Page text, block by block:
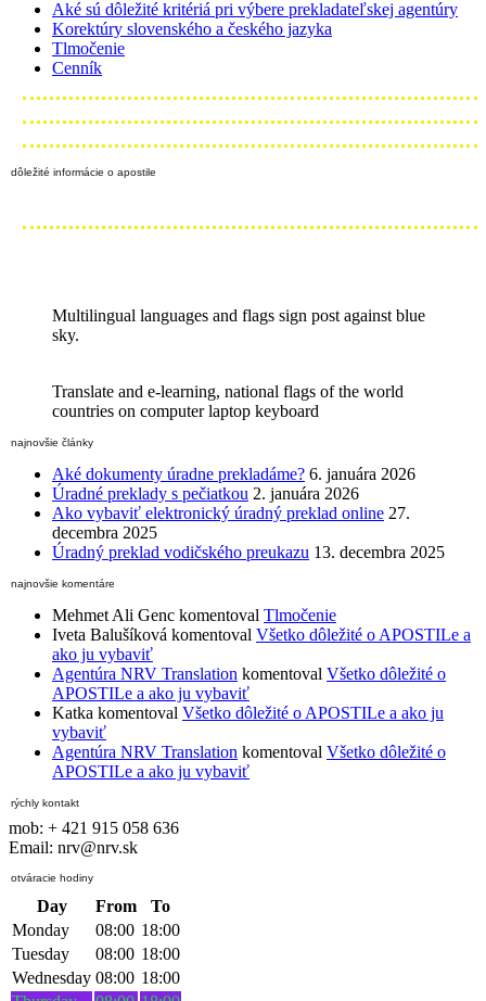
Aké sú dôležité kritériá pri výbere prekladateľskej agentúry
Korektúry slovenského a českého jazyka
Tlmočenie
Cenník
dôležité informácie o apostile
Multilingual languages and flags sign post against blue
sky.
Translate and e-learning, national flags of the world
countries on computer laptop keyboard
najnovšie články
Aké dokumenty úradne prekladáme? 6. januára 2026
Úradné preklady s pečiatkou 2. januára 2026
Ako vybaviť elektronický úradný preklad online 27.
decembra 2025
Úradný preklad vodičského preukazu 13. decembra 2025
najnovšie komentáre
Mehmet Ali Genc komentoval Tlmočenie
Iveta Balušíková komentoval Všetko dôležité o APOSTILe a
ako ju vybaviť
Agentúra NRV Translation komentoval Všetko dôležité o
APOSTILe a ako ju vybaviť
Katka komentoval Všetko dôležité o APOSTILe a ako ju
vybaviť
Agentúra NRV Translation komentoval Všetko dôležité o
APOSTILe a ako ju vybaviť
rýchly kontakt
mob: + 421 915 058 636
Email: nrv@nrv.sk
otváracie hodiny
Day From
To
Monday
08:00 18:00
Tuesday
08:00 18:00
Wednesday 08:00 18:00